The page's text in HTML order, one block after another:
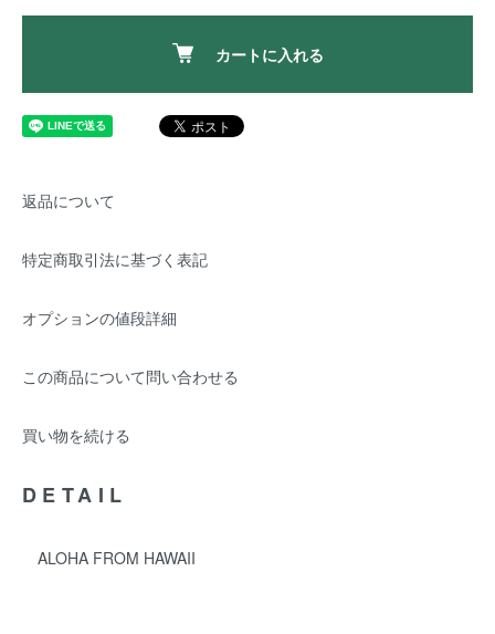
カートに入れる
返品について
特定商取引法に基づく表記
オプションの値段詳細
この商品について問い合わせる
買い物を続ける
DETAIL
ALOHA FROM HAWAII